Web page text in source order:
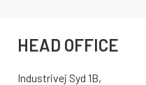
HEAD OFFICE
Industrivej Syd 1B,